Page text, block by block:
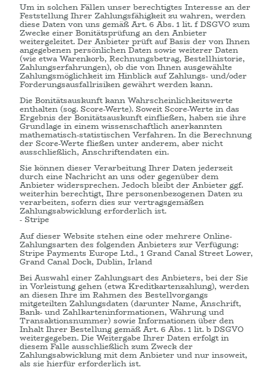
Um in solchen Fällen unser berechtigtes Interesse an der
Feststellung Ihrer Zahlungsfähigkeit zu wahren, werden
diese Daten von uns gemäß Art. 6 Abs. 1 lit. f DSGVO zum
Zwecke einer Bonitätsprüfung an den Anbieter
weitergeleitet. Der Anbieter prüft auf Basis der von Ihnen
angegebenen persönlichen Daten sowie weiterer Daten
(wie etwa Warenkorb, Rechnungsbetrag, Bestellhistorie,
Zahlungserfahrungen), ob die von Ihnen ausgewählte
Zahlungsmöglichkeit im Hinblick auf Zahlungs- und/oder
Forderungsausfallrisiken gewährt werden kann.
Die Bonitätsauskunft kann Wahrscheinlichkeitswerte
enthalten (sog. Score-Werte). Soweit Score-Werte in das
Ergebnis der Bonitätsauskunft einfließen, haben sie ihre
Grundlage in einem wissenschaftlich anerkannten
mathematisch-statistischen Verfahren. In die Berechnung
der Score-Werte fließen unter anderem, aber nicht
ausschließlich, Anschriftendaten ein.
Sie können dieser Verarbeitung Ihrer Daten jederzeit
durch eine Nachricht an uns oder gegenüber dem
Anbieter widersprechen. Jedoch bleibt der Anbieter ggf.
weiterhin berechtigt, Ihre personenbezogenen Daten zu
verarbeiten, sofern dies zur vertragsgemäßen
Zahlungsabwicklung erforderlich ist.
- Stripe
Auf dieser Website stehen eine oder mehrere Online-
Zahlungsarten des folgenden Anbieters zur Verfügung:
Stripe Payments Europe Ltd., 1 Grand Canal Street Lower,
Grand Canal Dock, Dublin, Irland
Bei Auswahl einer Zahlungsart des Anbieters, bei der Sie
in Vorleistung gehen (etwa Kreditkartenzahlung), werden
an diesen Ihre im Rahmen des Bestellvorgangs
mitgeteilten Zahlungsdaten (darunter Name, Anschrift,
Bank- und Zahlkarteninformationen, Währung und
Transaktionsnummer) sowie Informationen über den
Inhalt Ihrer Bestellung gemäß Art. 6 Abs. 1 lit. b DSGVO
weitergegeben. Die Weitergabe Ihrer Daten erfolgt in
diesem Falle ausschließlich zum Zweck der
Zahlungsabwicklung mit dem Anbieter und nur insoweit,
als sie hierfür erforderlich ist.